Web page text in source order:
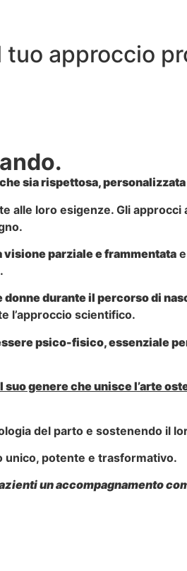
approccio
sia rispettosa,
alle loro esigenze. Gli
parziale e frammentata
durante il percorso di
l’approccio scientifico.
psico-fisico, essenziale
suo genereche unisce l’arte
del parto e sostenendo il
unico, potente e trasformativo.
un accompagnamento